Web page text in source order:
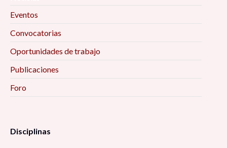
Eventos
Convocatorias
Oportunidades de trabajo
Publicaciones
Foro
Disciplinas